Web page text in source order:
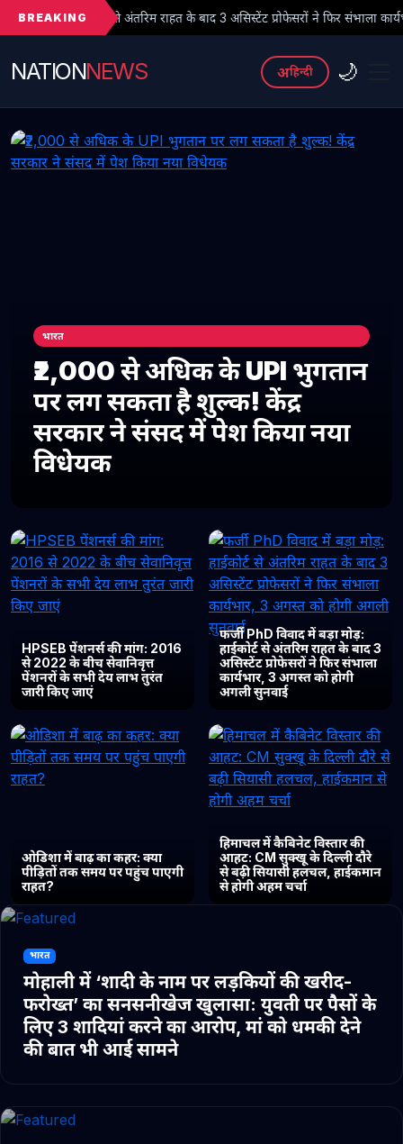
BREAKING
राहत के बाद 3 असिस्टेंट प्रोफेसरों ने फिर संभाला कार्यभार, 3 अगस्त को होगी
NATIONNEWS अहिन्दी 🌙
भारत
₹2,000 से अधिक के UPI भुगतान
पर लग सकता है शुल्क! केंद्र
सरकार ने संसद में पेश किया नया
विधेयक
HPSEB पेंशनर्स की मांग: 2016
से 2022 के बीच सेवानिवृत्त
पेंशनरों के सभी देय लाभ तुरंत
जारी किए जाएं
फर्जी PhD विवाद में बड़ा मोड़:
हाईकोर्ट से अंतरिम राहत के बाद 3
असिस्टेंट प्रोफेसरों ने फिर संभाला
कार्यभार, 3 अगस्त को होगी
अगली सुनवाई
ओडिशा में बाढ़ का कहर: क्या
पीड़ितों तक समय पर पहुंच पाएगी
राहत?
हिमाचल में कैबिनेट विस्तार की
आहट: CM सुक्खू के दिल्ली दौरे
से बढ़ी सियासी हलचल, हाईकमान
से होगी अहम चर्चा
भारत
मोहाली में ‘शादी के नाम पर लड़कियों की खरीद-
फरोख्त’ का सनसनीखेज खुलासा: युवती पर पैसों के
लिए 3 शादियां करने का आरोप, मां को धमकी देने
की बात भी आई सामने